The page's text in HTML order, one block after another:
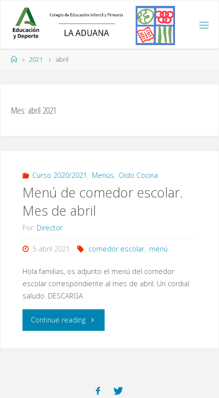
contenido
Página2021 abril
Mes: abril 2021
Curso 2020/2021 , Menús, Oído Cocina
Menú de comedor escolar.
Mes de abril
Por Director
5 abril 2021 comedor escolar, menú
Hola familias, os adjunto el menú del comedor
escolar correspondiente al mes de abril. Un cordial
saludo. DESCARGA
Continue reading"Menú